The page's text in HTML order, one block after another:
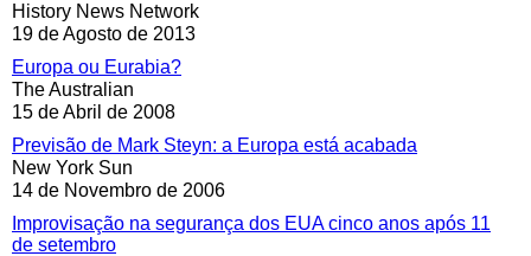
History News Network
19 de Agosto de 2013
Europa ou Eurabia?
The Australian
15 de Abril de 2008
Previsão de Mark Steyn: a Europa está acabada
New York Sun
14 de Novembro de 2006
Improvisação na segurança dos EUA cinco anos após 11
de setembro